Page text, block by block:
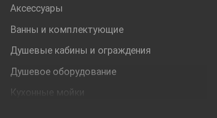
Аксессуары
Ванны и комплектующие
Душевые кабины и ограждения
Душевое оборудование
Кухонные мойки